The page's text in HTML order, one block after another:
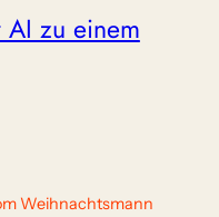
zu einem
Weihnachtsmann